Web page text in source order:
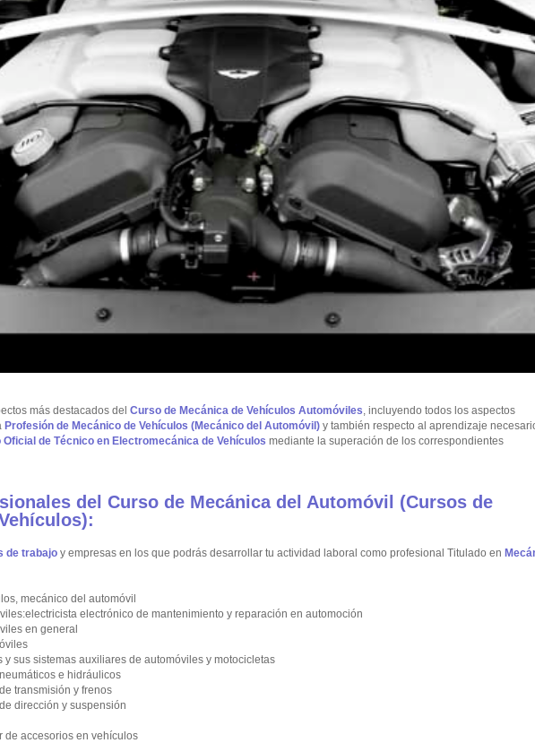
más destacados del Curso de Mecánica de Vehículos Automóviles , incluyendo todos los aspectos
Profesión de Mecánico de Vehículos (Mecánico del Automóvil) y también respecto al aprendizaje
Oficial de Técnico en Electromecánica de Vehículos mediante la superación de los correspondientes
del Curso de Mecánica del Automóvil (Cursos de
):
de trabajo y empresas en los que podrás desarrollar tu actividad laboral como profesional Titulado en
mecánico del automóvil
electrónico de mantenimiento y reparación en automoción
en general
y sus sistemas auxiliares de automóviles y motocicletas
e hidráulicos
transmisión y frenos
dirección y suspensión
de accesorios en vehículos